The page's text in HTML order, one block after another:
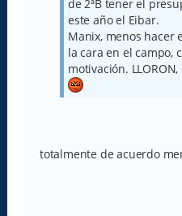
de 2ªB tener el
este año el Eibar.
Manix, menos hacer
la cara en el campo,
motivación. LLORON,
totalmente de acuerdo